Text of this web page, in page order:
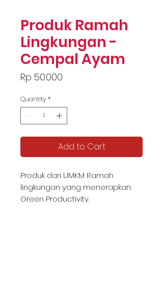
Produk Ramah
Lingkungan -
Cempal Ayam
Rp 50.000
Quantity *
Add to Cart
Produk dari UMKM Ramah
lingkungan yang menerapkan
Green Productivity.